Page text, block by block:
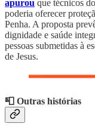
apurou que técnicos
poderia oferecer
Penha. A proposta
dignidade e saúde
pessoas submetidas à
de Jesus.
📮 Outras histórias